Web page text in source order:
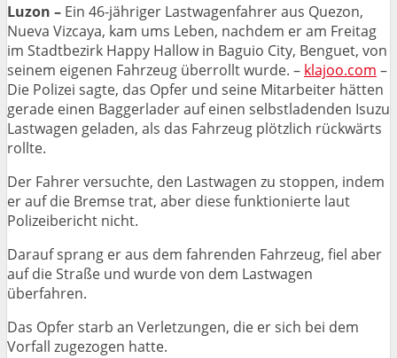
Luzon – Ein 46-jähriger Lastwagenfahrer aus Quezon,
Nueva Vizcaya, kam ums Leben, nachdem er am Freitag
im Stadtbezirk Happy Hallow in Baguio City, Benguet, von
seinem eigenen Fahrzeug überrollt wurde. – klajoo.com –
Die Polizei sagte, das Opfer und seine Mitarbeiter hätten
gerade einen Baggerlader auf einen selbstladenden Isuzu
Lastwagen geladen, als das Fahrzeug plötzlich rückwärts
rollte.
Der Fahrer versuchte, den Lastwagen zu stoppen, indem
er auf die Bremse trat, aber diese funktionierte laut
Polizeibericht nicht.
Darauf sprang er aus dem fahrenden Fahrzeug, fiel aber
auf die Straße und wurde von dem Lastwagen
überfahren.
Das Opfer starb an Verletzungen, die er sich bei dem
Vorfall zugezogen hatte.